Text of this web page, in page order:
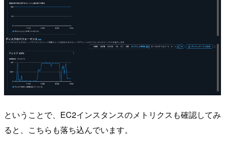
ということで、EC2インスタンスのメトリクスも確認してみ
ると、こちらも落ち込んでいます。